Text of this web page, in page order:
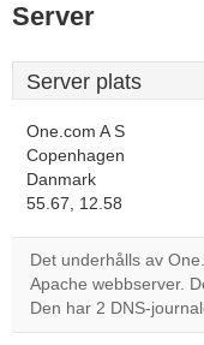
Server
Server plats
One.com A S
Copenhagen
Danmark
55.67, 12.58
Det underhålls av
Apache webbserver.
Den har 2 DNS-